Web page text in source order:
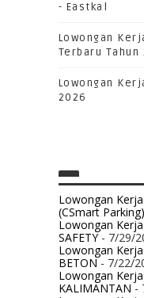
- Eastkal
Lowongan
Terbaru Tahun
Lowongan
2026
Lowongan
(CSmart Parking)
Lowongan Kerja
SAFETY- 7/29/
Lowongan
BETON- 7/22/
Lowongan Kerja
KALIMANTAN-